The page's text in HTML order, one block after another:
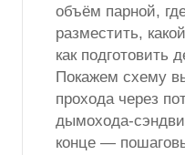
объём парной,
разместить,
как подготовить
Покажем схему
прохода через
дымохода-
конце —